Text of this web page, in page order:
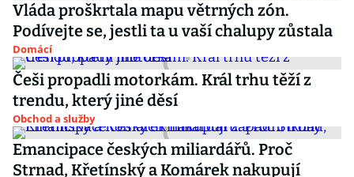
Vláda proškrtala mapu větrných zón.
Podívejte se, jestli ta u vaší chalupy zůstala
Domácí
Češi propadli motorkám. Král trhu těží z
trendu, který jiné děsí
Obchod a služby
Emancipace českých miliardářů. Proč
Strnad, Křetínský a Komárek nakupují